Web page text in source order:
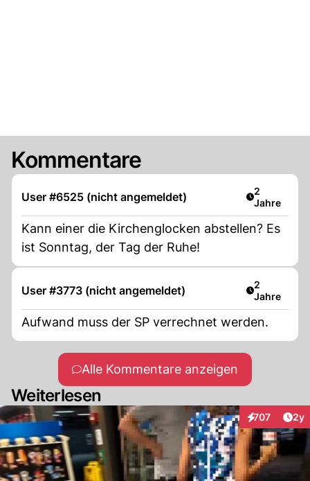
Kommentare
User #6525 (nicht angemeldet) Artikel
2
Jahre
Kann einer die Kirchenglocken abstellen? Es
ist Sonntag, der Tag der Ruhe!
User #3773 (nicht angemeldet) Artikel
2
Jahre
Aufwand muss der SP verrechnet werden.
Alle Kommentare anzeigen
Weiterlesen
707
Interaktionen
2y